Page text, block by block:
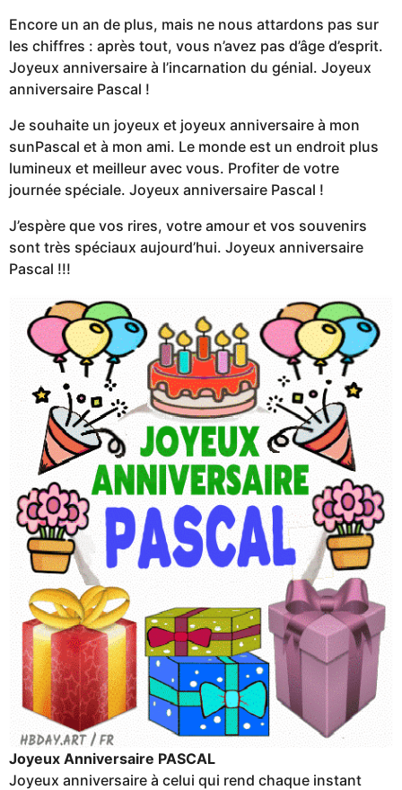
Encore un an de plus, mais ne nous attardons pas sur
les chiffres : après tout, vous n’avez pas d’âge d’esprit.
Joyeux anniversaire à l’incarnation du génial. Joyeux
anniversaire Pascal !
Je souhaite un joyeux et joyeux anniversaire à mon
sunPascal et à mon ami. Le monde est un endroit plus
lumineux et meilleur avec vous. Profiter de votre
journée spéciale. Joyeux anniversaire Pascal !
J’espère que vos rires, votre amour et vos souvenirs
sont très spéciaux aujourd’hui. Joyeux anniversaire
Pascal !!!
Joyeux Anniversaire PASCAL
Joyeux anniversaire à celui qui rend chaque instant